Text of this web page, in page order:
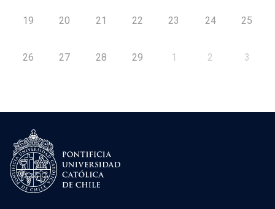
19 20 21 22 23 24 25
26 27 28 29 1 2 3